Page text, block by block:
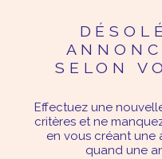
SELON
Effectuez une
critères et ne
en vous créant une
quand une